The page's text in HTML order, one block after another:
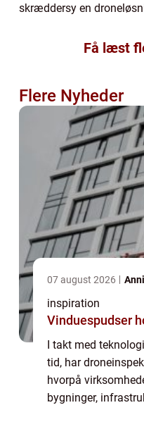
skræddersy en
Få læst
Flere Nyheder
07 august 2026
inspiration
Vinduespudser
I takt med
tid, har
hvorpå
bygninger,